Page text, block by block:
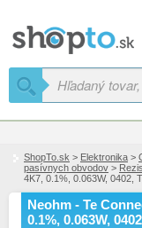
ShopTo.sk > Elektronika >
pasívnych obvodov >
4K7, 0.1%, 0.063W, 0402,
Neohm - Te
0.1%, 0.063W,